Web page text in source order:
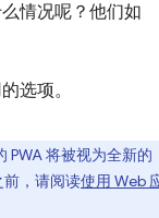
情况呢？他们如
选项。
PWA 将被视为全新的
前，请阅读使用 Web